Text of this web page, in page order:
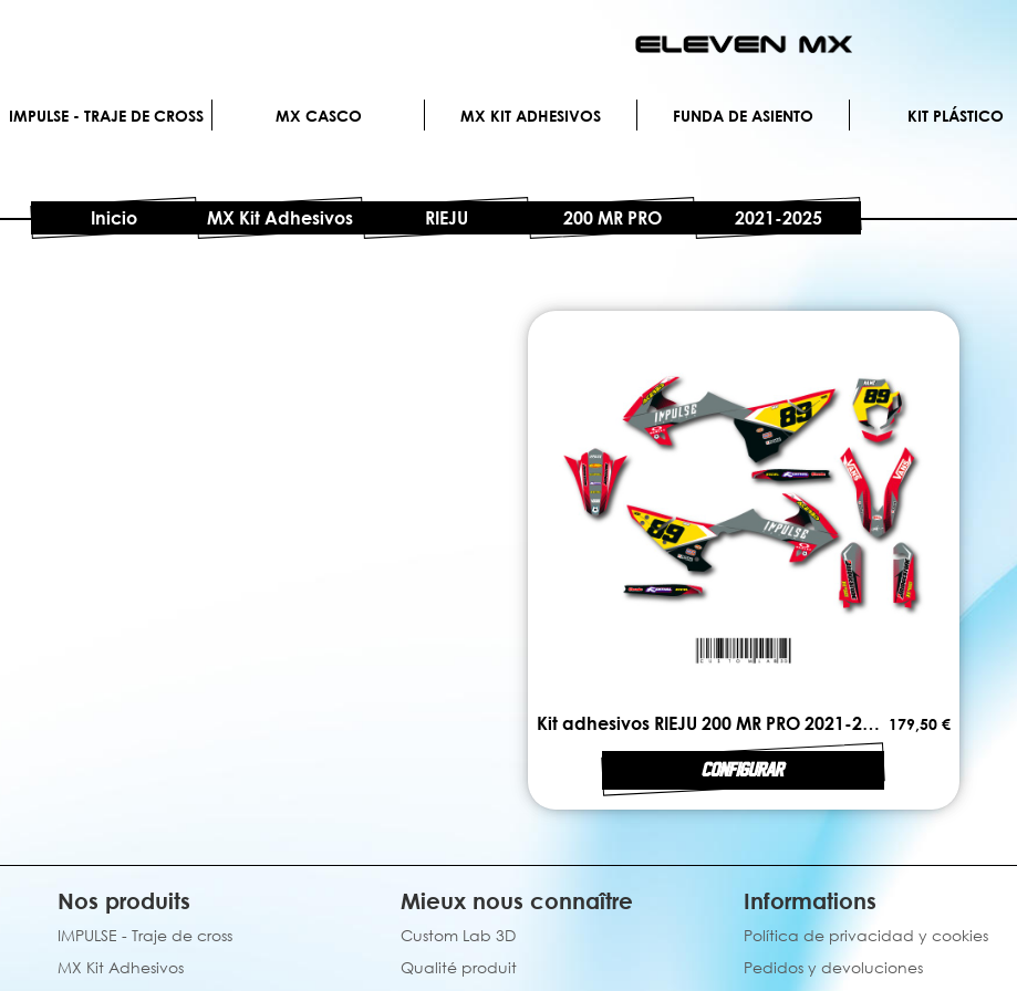
al
IMPULSE - TRAJE DE CROSS MX CASCO MX KIT ADHESIVOS FUNDA DE ASIENTO KIT PLÁSTICO
Inicio MX Kit Adhesivos RIEJU 200 MR PRO 2021-2025
Kit adhesivos RIEJU 200 MR PRO 2021-2025 FIRST 179,50 €
CONFIGURAR
Nos produits
IMPULSE - Traje de cross
MX Kit Adhesivos
Mieux nous connaître
Custom Lab 3D
Qualité produit
Informations
Política de privacidad y cookies
Pedidos y devoluciones